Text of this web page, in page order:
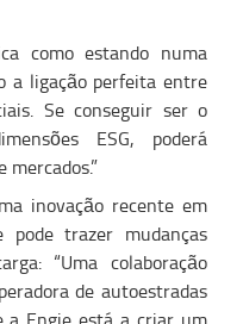
como estando numa
a ligação perfeita entre
Se conseguir ser o
ESG, poderá
inovação recente em
pode trazer mudanças
“Uma colaboração
de autoestradas